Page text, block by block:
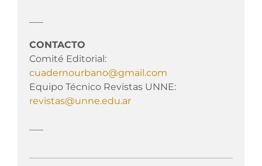
CONTACTO
Comité Editorial:
cuadernourbano@gmail.com
Equipo Técnico Revistas UNNE:
revistas@unne.edu.ar